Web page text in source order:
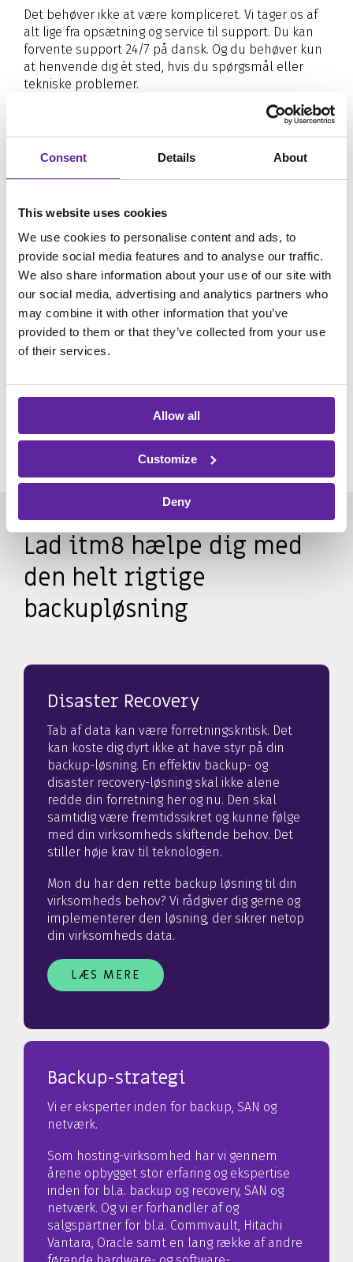
Consent Details About
This website uses cookies
We use cookies to personalise content and ads, to
provide social media features and to analyse our traffic.
We also share information about your use of our site with
our social media, advertising and analytics partners who
may combine it with other information that you’ve
provided to them or that they’ve collected from your use
of their services.
Allow all
Customize
Deny
Det behøver ikke at være kompliceret. Vi tager os af
alt lige fra opsætning og service til support. Du kan
forvente support 24/7 på dansk. Og du behøver kun
at henvende dig ét sted, hvis du spørgsmål eller
tekniske problemer.
Flytning til Cloud
Hvis du beslutter at flytte din løsning i Cloud, så kan
vores eksperter hjælpe med migreringen af din
på din forretnings kerneydelser.
Dine fordele
Single-point-of-contact med dansk support
En lokal driftsleverandør af virksomhedens
Gennemsigtige priser
SKAL VI HJÆLPE DIG I SKYEN?
Lad itm8 hælpe dig med
den helt rigtige
backupløsning
Disaster Recovery
Tab af data kan være forretningskritisk. Det
kan koste dig dyrt ikke at have styr på din
backup-løsning. En effektiv backup- og
disaster recovery-løsning skal ikke alene
redde din forretning her og nu. Den skal
samtidig være fremtidssikret og kunne følge
med din virksomheds skiftende behov. Det
stiller høje krav til teknologien.
Mon du har den rette backup løsning til din
virksomheds behov? Vi rådgiver dig gerne og
implementerer den løsning, der sikrer netop
din virksomheds data.
LÆS MERE
Backup-strategi
Vi er eksperter inden for backup, SAN og
netværk.
Som hosting-virksomhed har vi gennem
årene opbygget stor erfaring og ekspertise
inden for bl.a. backup og recovery, SAN og
netværk. Og vi er forhandler af og
salgspartner for bl.a. Commvault, Hitachi
Vantara, Oracle samt en lang række af andre